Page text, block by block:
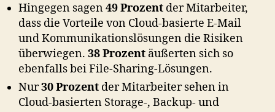
Hingegen sagen49 Prozent der Mitarbeiter,
dass die Vorteile von Cloud-basierte E-Mail
und Kommunikationslösungen die Risiken
überwiegen. 38 Prozent äußerten sich so
ebenfalls bei File-Sharing-Lösungen.
Nur30 Prozent der Mitarbeiter sehen in
Cloud-basierten Storage-, Backup- und